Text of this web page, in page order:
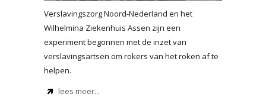
Verslavingszorg Noord-Nederland en het
Wilhelmina Ziekenhuis Assen zijn een
experiment begonnen met de inzet van
verslavingsartsen om rokers van het roken af te
helpen.
lees meer...